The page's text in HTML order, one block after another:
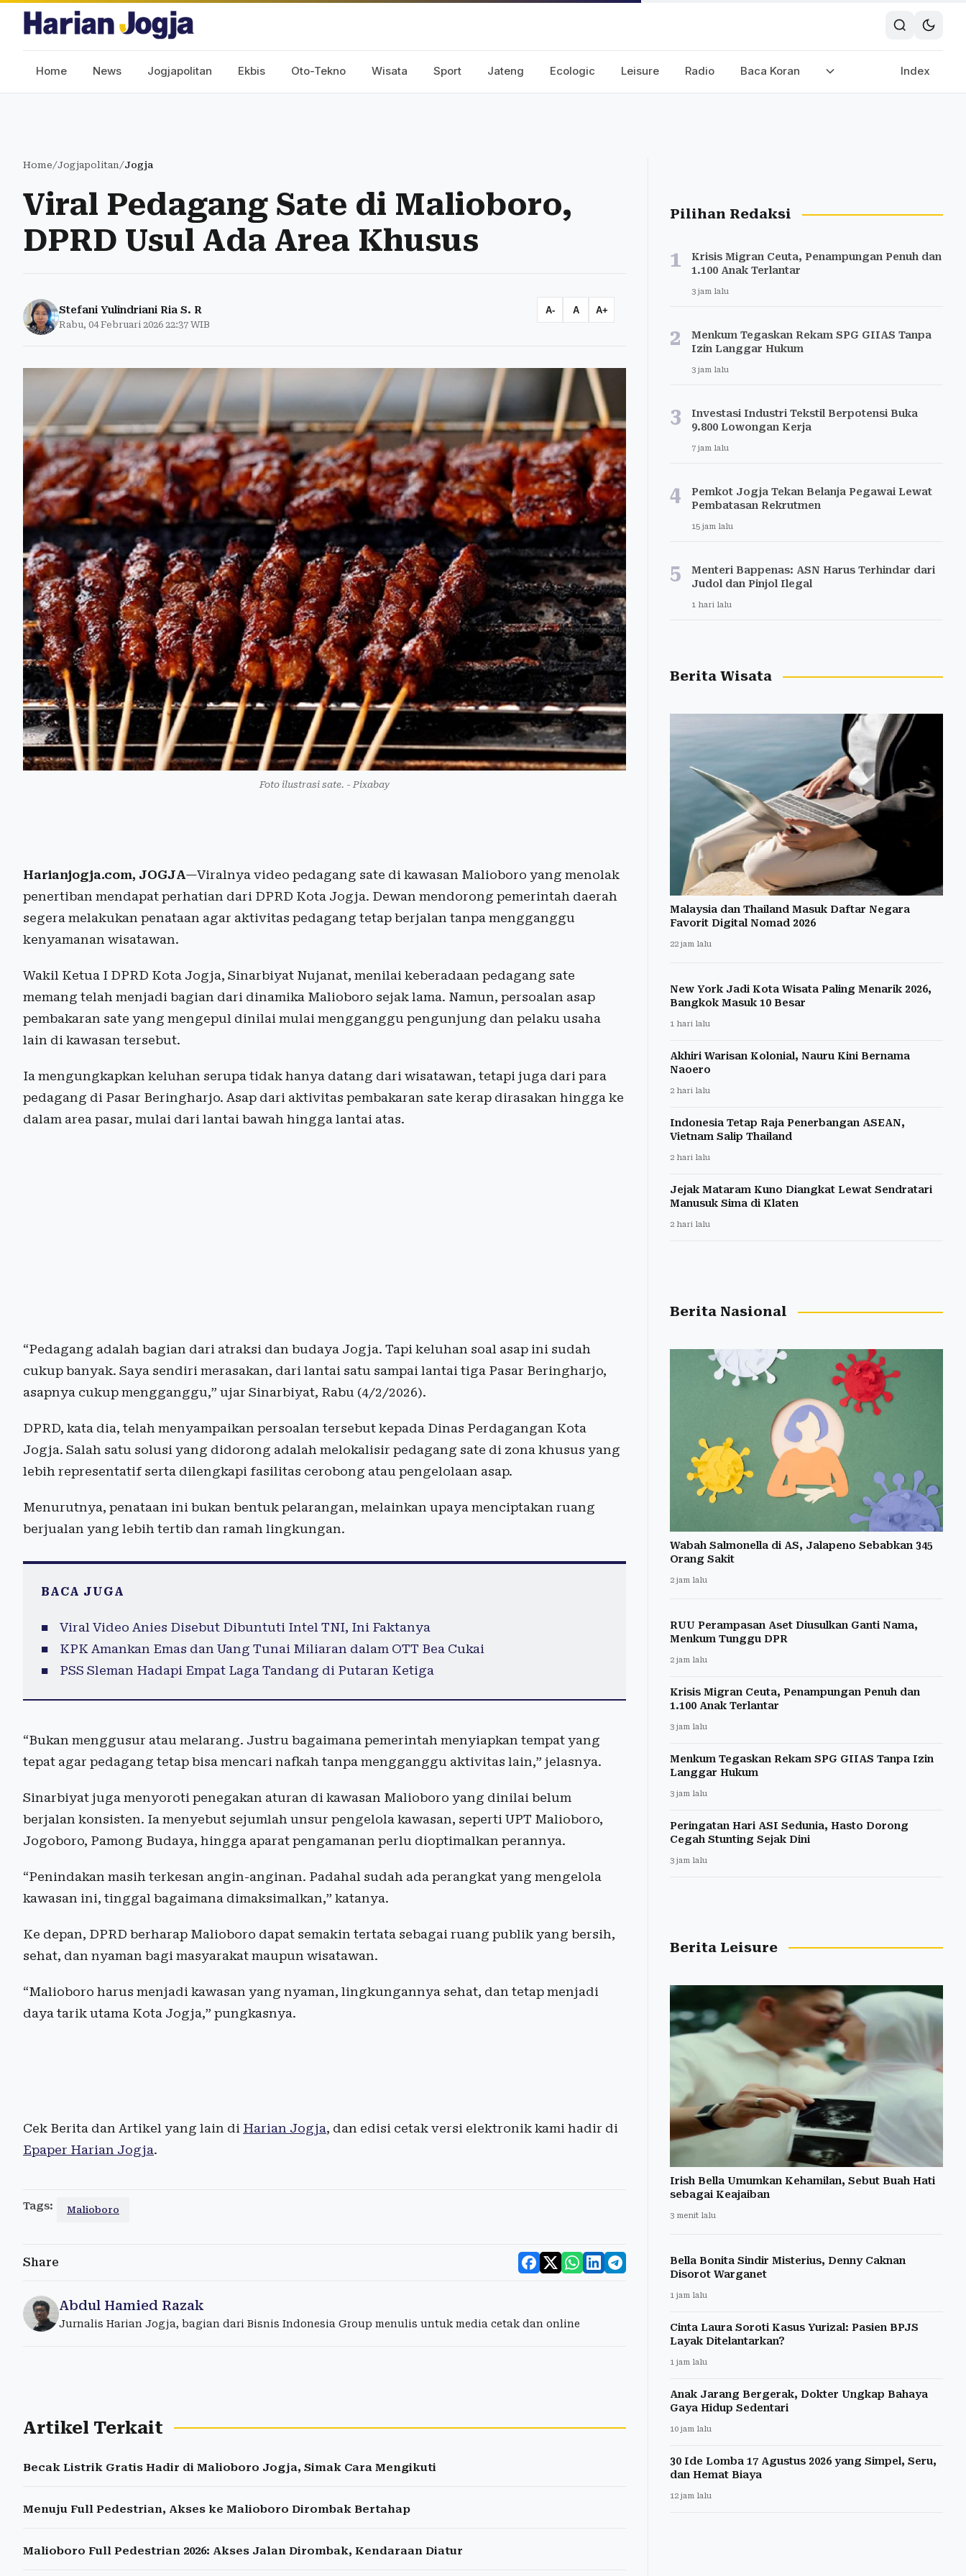
Home News Jogjapolitan Ekbis Oto-Tekno Wisata Sport Jateng Ecologic Leisure Radio Baca Koran Index
Home/Jogjapolitan/Jogja
Viral Pedagang Sate di Malioboro,
DPRD Usul Ada Area Khusus
Stefani Yulindriani Ria S. R
Rabu, 04 Februari 2026 22:37 WIB
A- A A+
Foto ilustrasi sate. - Pixabay
Harianjogja.com, JOGJA—Viralnya video pedagang sate di kawasan Malioboro yang menolak
penertiban mendapat perhatian dari DPRD Kota Jogja. Dewan mendorong pemerintah daerah
segera melakukan penataan agar aktivitas pedagang tetap berjalan tanpa mengganggu
kenyamanan wisatawan.
Wakil Ketua I DPRD Kota Jogja, Sinarbiyat Nujanat, menilai keberadaan pedagang sate
memang telah menjadi bagian dari dinamika Malioboro sejak lama. Namun, persoalan asap
pembakaran sate yang mengepul dinilai mulai mengganggu pengunjung dan pelaku usaha
lain di kawasan tersebut.
Ia mengungkapkan keluhan serupa tidak hanya datang dari wisatawan, tetapi juga dari para
pedagang di Pasar Beringharjo. Asap dari aktivitas pembakaran sate kerap dirasakan hingga ke
dalam area pasar, mulai dari lantai bawah hingga lantai atas.
“Pedagang adalah bagian dari atraksi dan budaya Jogja. Tapi keluhan soal asap ini sudah
cukup banyak. Saya sendiri merasakan, dari lantai satu sampai lantai tiga Pasar Beringharjo,
asapnya cukup mengganggu,” ujar Sinarbiyat, Rabu (4/2/2026).
DPRD, kata dia, telah menyampaikan persoalan tersebut kepada Dinas Perdagangan Kota
Jogja. Salah satu solusi yang didorong adalah melokalisir pedagang sate di zona khusus yang
lebih representatif serta dilengkapi fasilitas cerobong atau pengelolaan asap.
Menurutnya, penataan ini bukan bentuk pelarangan, melainkan upaya menciptakan ruang
berjualan yang lebih tertib dan ramah lingkungan.
BACA JUGA
Viral Video Anies Disebut Dibuntuti Intel TNI, Ini Faktanya
KPK Amankan Emas dan Uang Tunai Miliaran dalam OTT Bea Cukai
PSS Sleman Hadapi Empat Laga Tandang di Putaran Ketiga
“Bukan menggusur atau melarang. Justru bagaimana pemerintah menyiapkan tempat yang
tepat agar pedagang tetap bisa mencari nafkah tanpa mengganggu aktivitas lain,” jelasnya.
Sinarbiyat juga menyoroti penegakan aturan di kawasan Malioboro yang dinilai belum
berjalan konsisten. Ia menyebut sejumlah unsur pengelola kawasan, seperti UPT Malioboro,
Jogoboro, Pamong Budaya, hingga aparat pengamanan perlu dioptimalkan perannya.
“Penindakan masih terkesan angin-anginan. Padahal sudah ada perangkat yang mengelola
kawasan ini, tinggal bagaimana dimaksimalkan,” katanya.
Ke depan, DPRD berharap Malioboro dapat semakin tertata sebagai ruang publik yang bersih,
sehat, dan nyaman bagi masyarakat maupun wisatawan.
“Malioboro harus menjadi kawasan yang nyaman, lingkungannya sehat, dan tetap menjadi
daya tarik utama Kota Jogja,” pungkasnya.
Cek Berita dan Artikel yang lain di Harian Jogja, dan edisi cetak versi elektronik kami hadir di
Epaper Harian Jogja.
Tags: Malioboro
Share
Abdul Hamied Razak
Jurnalis Harian Jogja, bagian dari Bisnis Indonesia Group menulis untuk media cetak dan online
Artikel Terkait
Becak Listrik Gratis Hadir di Malioboro Jogja, Simak Cara Mengikuti
Menuju Full Pedestrian, Akses ke Malioboro Dirombak Bertahap
Malioboro Full Pedestrian 2026: Akses Jalan Dirombak, Kendaraan Diatur
Pilihan Redaksi
1
Krisis Migran Ceuta, Penampungan Penuh dan
1.100 Anak Terlantar
3 jam lalu
2
Menkum Tegaskan Rekam SPG GIIAS Tanpa
Izin Langgar Hukum
3 jam lalu
3
Investasi Industri Tekstil Berpotensi Buka
9.800 Lowongan Kerja
7 jam lalu
4
Pemkot Jogja Tekan Belanja Pegawai Lewat
Pembatasan Rekrutmen
15 jam lalu
5
Menteri Bappenas: ASN Harus Terhindar dari
Judol dan Pinjol Ilegal
1 hari lalu
Berita Wisata
Malaysia dan Thailand Masuk Daftar Negara
Favorit Digital Nomad 2026
22 jam lalu
New York Jadi Kota Wisata Paling Menarik 2026,
Bangkok Masuk 10 Besar
1 hari lalu
Akhiri Warisan Kolonial, Nauru Kini Bernama
Naoero
2 hari lalu
Indonesia Tetap Raja Penerbangan ASEAN,
Vietnam Salip Thailand
2 hari lalu
Jejak Mataram Kuno Diangkat Lewat Sendratari
Manusuk Sima di Klaten
2 hari lalu
Berita Nasional
Wabah Salmonella di AS, Jalapeno Sebabkan 345
Orang Sakit
2 jam lalu
RUU Perampasan Aset Diusulkan Ganti Nama,
Menkum Tunggu DPR
2 jam lalu
Krisis Migran Ceuta, Penampungan Penuh dan
1.100 Anak Terlantar
3 jam lalu
Menkum Tegaskan Rekam SPG GIIAS Tanpa Izin
Langgar Hukum
3 jam lalu
Peringatan Hari ASI Sedunia, Hasto Dorong
Cegah Stunting Sejak Dini
3 jam lalu
Berita Leisure
Irish Bella Umumkan Kehamilan, Sebut Buah Hati
sebagai Keajaiban
3 menit lalu
Bella Bonita Sindir Misterius, Denny Caknan
Disorot Warganet
1 jam lalu
Cinta Laura Soroti Kasus Yurizal: Pasien BPJS
Layak Ditelantarkan?
1 jam lalu
Anak Jarang Bergerak, Dokter Ungkap Bahaya
Gaya Hidup Sedentari
10 jam lalu
30 Ide Lomba 17 Agustus 2026 yang Simpel, Seru,
dan Hemat Biaya
12 jam lalu